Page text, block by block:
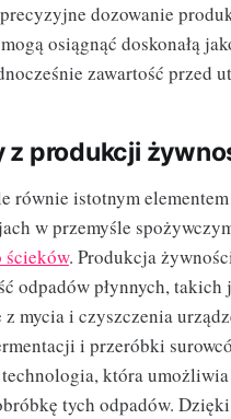
dozowanie
osiągnąć doskonałą
zawartość przed
z produkcji
równie istotnym
w przemyśle
ścieków. Produkcja
odpadów płynnych, takich
z mycia i czyszczenia
i przeróbki
technologia, która
tych odpadów.